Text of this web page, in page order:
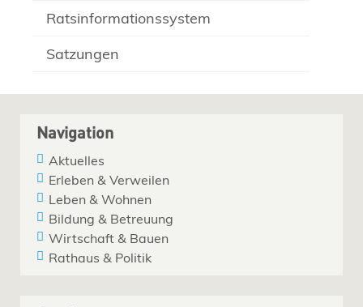
Ratsinformationssystem
Satzungen
Navigation
Aktuelles
Erleben & Verweilen
Leben & Wohnen
Bildung & Betreuung
Wirtschaft & Bauen
Rathaus & Politik